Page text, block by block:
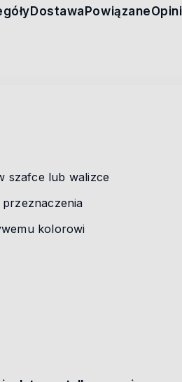
Dostawa Powiązane
szafce lub walizce
kolorowi